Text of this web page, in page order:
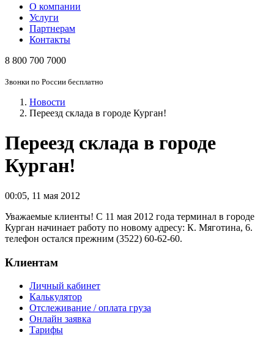
О компании
Услуги
Партнерам
Контакты
8 800 700 7000
Звонки по России бесплатно
Новости
Переезд склада в городе Курган!
Переезд склада в городе
Курган!
00:05, 11 мая 2012
Уважаемые клиенты! С 11 мая 2012 года терминал в городе
Курган начинает работу по новому адресу: К. Мяготина, 6.
телефон остался прежним (3522) 60-62-60.
Клиентам
Личный кабинет
Калькулятор
Отслеживание / оплата груза
Онлайн заявка
Тарифы